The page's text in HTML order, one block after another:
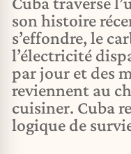
son histoire
s’effondre, le
l’électricité
par jour et des
reviennent au
cuisiner. Cuba
logique de